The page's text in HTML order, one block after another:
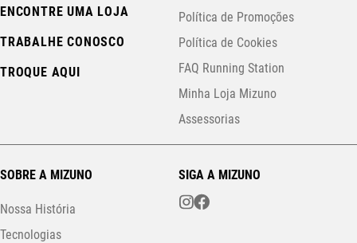
ENCONTRE UMA LOJA
TRABALHE CONOSCO
TROQUE AQUI
Política de Promoções
Política de Cookies
FAQ Running Station
Minha Loja Mizuno
Assessorias
SOBRE A MIZUNO
Nossa História
Tecnologias
SIGA A MIZUNO